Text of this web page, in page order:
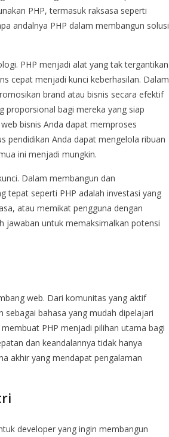
PHP, termasuk raksasa seperti
andalnya PHP dalam membangun solusi
PHP menjadi alat yang tak tergantikan
cepat menjadi kunci keberhasilan. Dalam
brand atau bisnis secara efektif
proporsional bagi mereka yang siap
bisnis Anda dapat memproses
pendidikan Anda dapat mengelola ribuan
ini menjadi mungkin.
Dalam membangun dan
tepat seperti PHP adalah investasi yang
atau memikat pengguna dengan
jawaban untuk memaksimalkan potensi
web. Dari komunitas yang aktif
bahasa yang mudah dipelajari
PHP menjadi pilihan utama bagi
dan keandalannya tidak hanya
akhir yang mendapat pengalaman
developer yang ingin membangun